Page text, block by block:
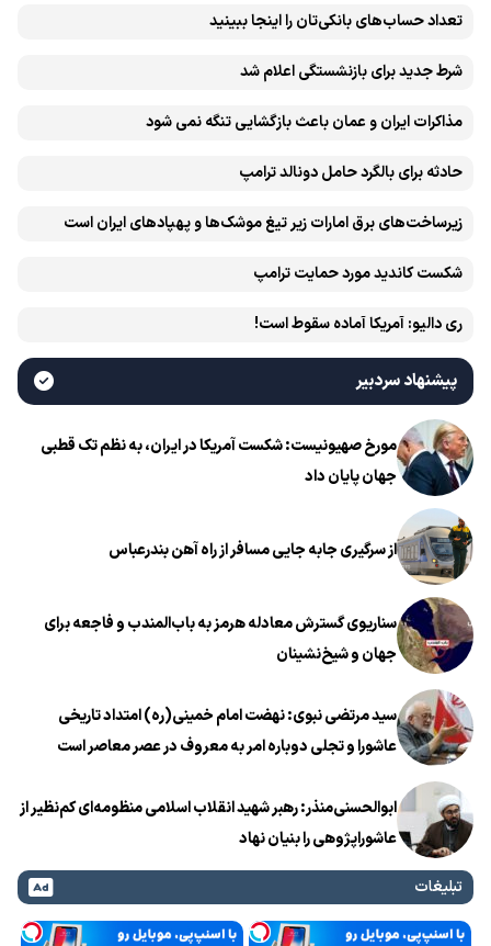
تعداد حساب‌های بانکی‌تان را اینجا ببینید
شرط جدید برای بازنشستگی اعلام شد
مذاکرات ایران و عمان باعث بازگشایی تنگه نمی شود
حادثه برای بالگرد حامل دونالد ترامپ
زیرساخت‌های برق امارات زیر تیغ موشک‌ها و پهپادهای ایران است
شکست کاندید مورد حمایت ترامپ
ری دالیو: آمریکا آماده سقوط است!
پیشنهاد سردبیر
مورخ صهیونیست: شکست آمریکا در ایران، به نظم تک قطبی
جهان پایان داد
از سرگیری جابه جایی مسافر از راه آهن بندرعباس
سناریوی گسترش معادله هرمز به باب‌المندب و فاجعه برای
جهان و شیخ‌نشینان
سید مرتضی نبوی: نهضت امام خمینی(ره) امتداد تاریخی
عاشورا و تجلی دوباره امر به معروف در عصر معاصر است
ابوالحسنی‌منذر: رهبر شهید انقلاب اسلامی منظومه‌ای کم‌نظیر از
عاشوراپژوهی را بنیان نهاد
تبلیغات